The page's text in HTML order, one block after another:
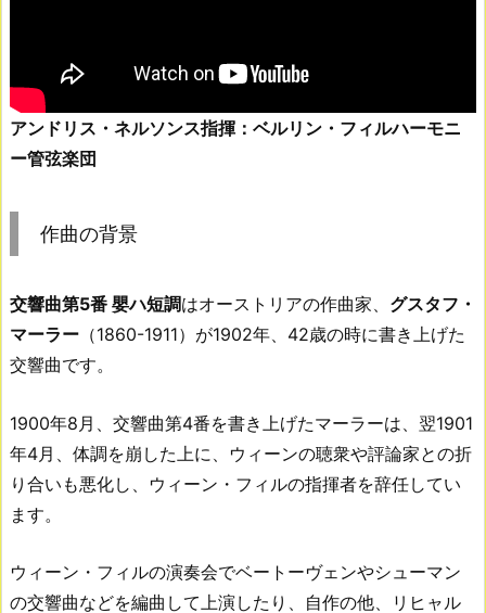
アンドリス・ネルソンス指揮：ベルリン・フィルハーモニ
ー管弦楽団
作曲の背景
交響曲第5番 嬰ハ短調はオーストリアの作曲家、 グスタフ・
マーラー （1860-1911）が1902年、42歳の時に書き上げた
交響曲です。
1900年8月、交響曲第4番を書き上げたマーラーは、翌1901
年4月、体調を崩した上に、ウィーンの聴衆や評論家との折
り合いも悪化し、ウィーン・フィルの指揮者を辞任してい
ます。
ウィーン・フィルの演奏会でベートーヴェンやシューマン
の交響曲などを編曲して上演したり、自作の他、リヒャル